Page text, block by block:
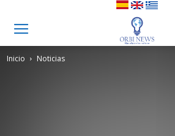
Inicio Noticias